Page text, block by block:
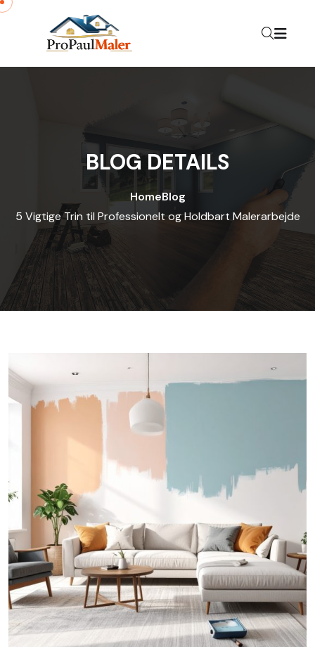
Skip to content
BLOG DETAILS
HomeBlog
5 Vigtige Trin til Professionelt og Holdbart Malerarbejde